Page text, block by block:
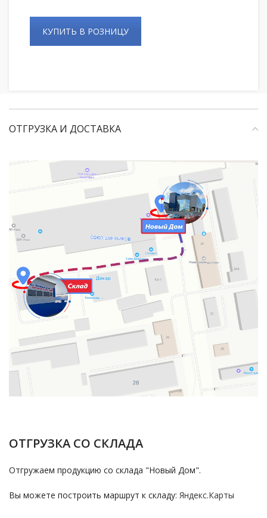
КУПИТЬ В РОЗНИЦУ
ОТГРУЗКА И ДОСТАВКА
ОТГРУЗКА СО СКЛАДА
Отгружаем продукцию со склада "Новый Дом".
Вы можете построить маршрут к складу: Яндекс.Карты